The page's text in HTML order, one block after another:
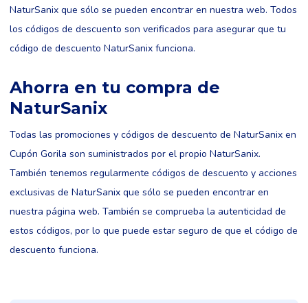
NaturSanix que sólo se pueden encontrar en nuestra web. Todos
los códigos de descuento son verificados para asegurar que tu
código de descuento NaturSanix funciona.
Ahorra en tu compra de
NaturSanix
Todas las promociones y códigos de descuento de NaturSanix en
Cupón Gorila son suministrados por el propio NaturSanix.
También tenemos regularmente códigos de descuento y acciones
exclusivas de NaturSanix que sólo se pueden encontrar en
nuestra página web. También se comprueba la autenticidad de
estos códigos, por lo que puede estar seguro de que el código de
descuento funciona.